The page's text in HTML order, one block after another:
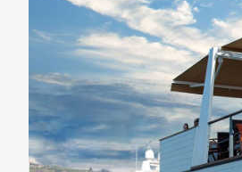
To so edina bivalna
dovoljenji in registracijami
To so edina bivalna
izdelujejo že v dveh
različnih potreb in
luke ali zalivi,
To so edina bivalna